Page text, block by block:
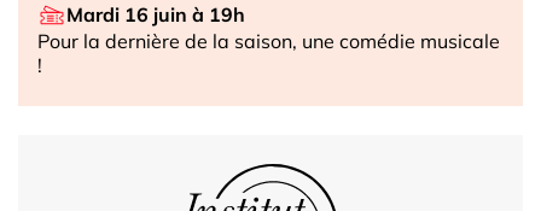
Mardi 16 juin à 19h
Pour la dernière de la saison, une comédie musicale
!